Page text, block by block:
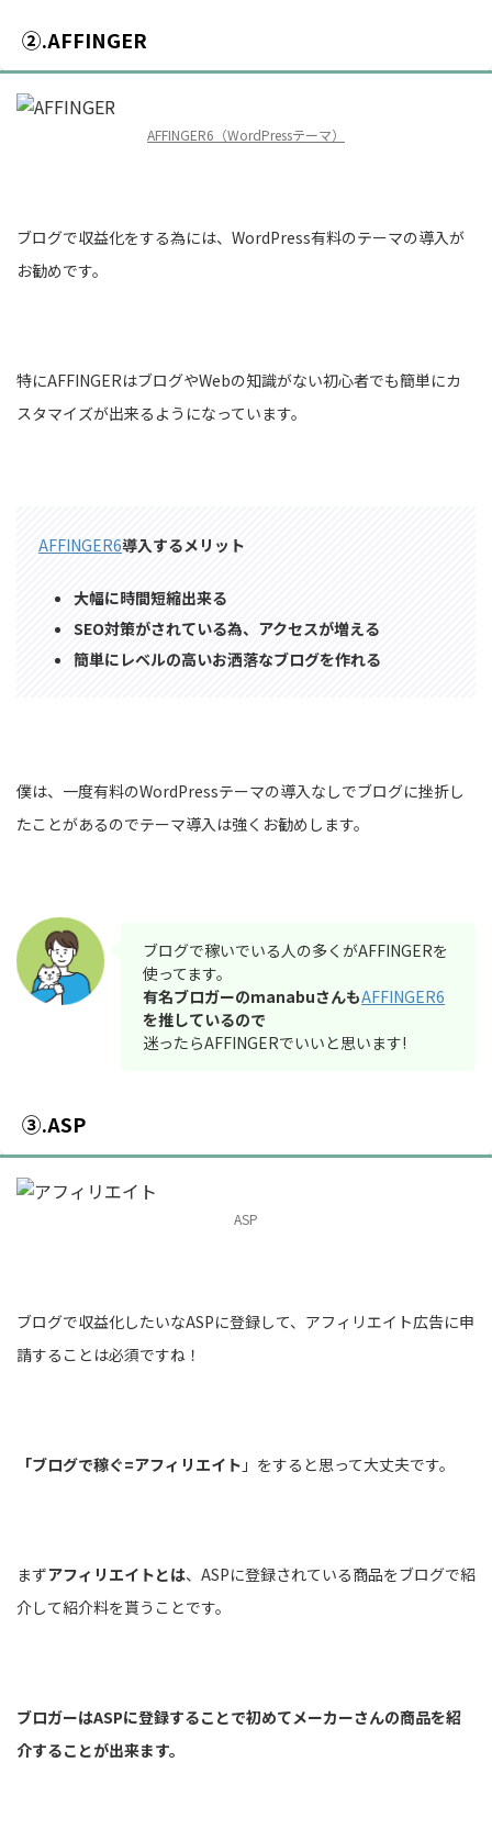
②.AFFINGER
AFFINGER6（WordPressテーマ）
ブログで収益化をする為には、WordPress有料のテーマの導入が
お勧めです。
特にAFFINGERはブログやWebの知識がない初心者でも簡単にカ
スタマイズが出来るようになっています。
AFFINGER6導入するメリット
大幅に時間短縮出来る
SEO対策がされている為、アクセスが増える
簡単にレベルの高いお洒落なブログを作れる
僕は、一度有料のWordPressテーマの導入なしでブログに挫折し
たことがあるのでテーマ導入は強くお勧めします。
ブログで稼いでいる人の多くがAFFINGERを
使ってます。
有名ブロガーのmanabuさんもAFFINGER6
を推しているので
迷ったらAFFINGERでいいと思います!
③.ASP
ASP
ブログで収益化したいなASPに登録して、アフィリエイト広告に申
請することは必須ですね！
「ブログで稼ぐ=アフィリエイト 」をすると思って大丈夫です。
まずアフィリエイトとは、ASPに登録されている商品をブログで紹
介して紹介料を貰うことです。
ブロガーはASPに登録することで初めてメーカーさんの商品を紹
介することが出来ます。